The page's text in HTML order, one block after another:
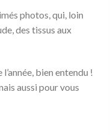
photos, qui, loin
des tissus aux
l’année, bien entendu !
aussi pour vous